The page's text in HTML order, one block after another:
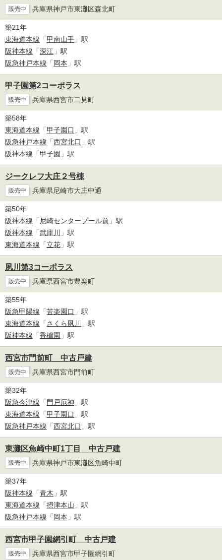
販売中 兵庫県神戸市東灘区森北町
築21年
東海道本線 「甲南山手 」駅
阪神本線 「深江 」駅
阪急神戸本線 「 岡本 」駅
甲子園第2コーポラス
販売中 兵庫県西宮市二見町
築58年
東海道本線 「甲子園口 」駅
阪急神戸本線 「西宮北口 」駅
阪神本線 「甲子園 」駅
ジークレフ大庄２号棟
販売中 兵庫県尼崎市大庄中通
築50年
阪神本線 「 尼崎センタープール前 」駅
阪神本線 「武庫川
」駅
東海道本線 「立花 」駅
夙川第3コーポラス
販売中 兵庫県西宮市豊楽町
築55年
阪急甲陽線 「苦楽園口 」駅
東海道本線 「さくら夙川
」駅
阪神本線 「香櫨園 」駅
西宮市門前町 中古戸建
販売中 兵庫県西宮市門前町
築32年
阪急今津線 「 門戸厄神 」駅
東海道本線 「甲子園口 」駅
阪急神戸本線 「西宮北口 」駅
東灘区魚崎中町1丁目 中古戸建
販売中 兵庫県神戸市東灘区魚崎中町
築37年
阪神本線 「青木 」駅
東海道本線 「摂津本山 」駅
阪急神戸本線 「 岡本 」駅
西宮市甲子園網引町 中古戸建
販売中 兵庫県西宮市甲子園網引町